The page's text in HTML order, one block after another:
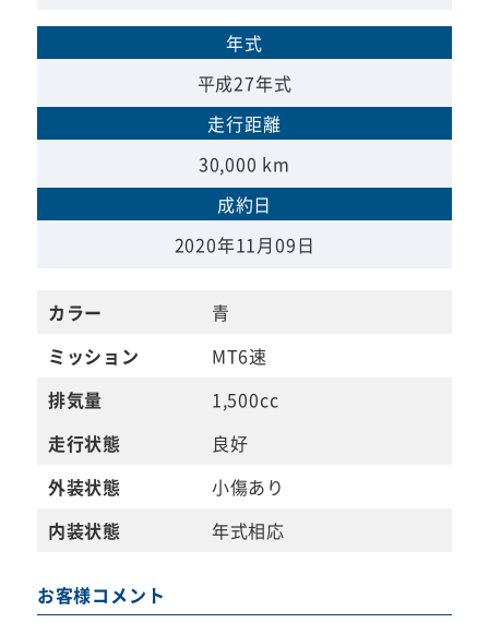
年式
平成27年式
走行距離
30,000 km
成約日
2020年11月09日
カラー
青
ミッション
MT6速
排気量
1,500cc
走行状態
良好
外装状態
小傷あり
内装状態
年式相応
お客様コメント